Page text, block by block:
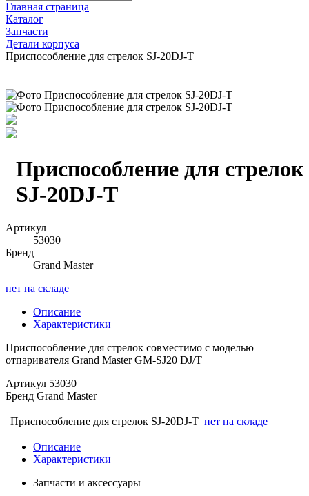
Главная страница
Каталог
Запчасти
Детали корпуса
Приспособление для стрелок SJ-20DJ-T
Приспособление для стрелок
SJ-20DJ-T
Артикул
53030
Бренд
Grand Master
нет на складе
Описание
Характеристики
Приспособление для стрелок совместимо с моделью
отпаривателя Grand Master GM-SJ20 DJ/T
Артикул 53030
Бренд Grand Master
Приспособление для стрелок SJ-20DJ-T нет на складе
Описание
Характеристики
Запчасти и аксессуары